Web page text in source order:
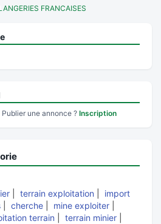
FRANCAISES
Publier une annonce ? Inscription
terrain exploitation
import
cherche mine exploiter
terrain terrain minier